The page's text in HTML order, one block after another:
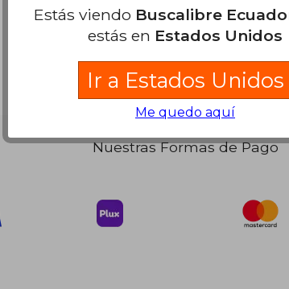
$ 124.67
Nuestras Formas de Pago
Estás viendo Buscalibre
estás en Estados Unidos
Ir a Estados Unidos
Me quedo aquí